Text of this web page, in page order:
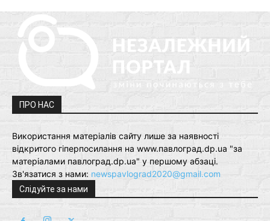
ПРО НАС
Використання матеріалів сайту лише за наявності
відкритого гіперпосилання на www.павлоград.dp.ua "за
матеріалами павлоград.dp.ua" у першому абзаці.
Зв'язатися з нами: newspavlograd2020@gmail.com
Слідуйте за нами